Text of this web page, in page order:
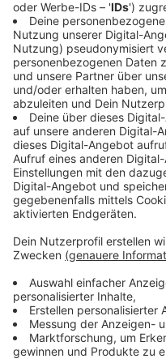
Fortuna plant den
Anzeige
Die Aufarbeitung des
einige Zeit
die Planung für die neue
in kurzer Zeit eine
Beine stellen.
Viele Spieler haben
Gespräche an. Nach
auch mit Spielern aus
gesprochen werden.
aussehen wird, ist noch